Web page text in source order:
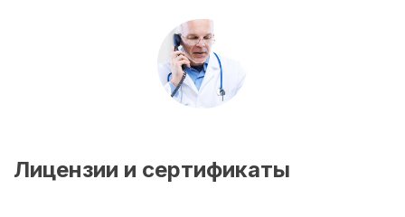
Лицензии и сертификаты